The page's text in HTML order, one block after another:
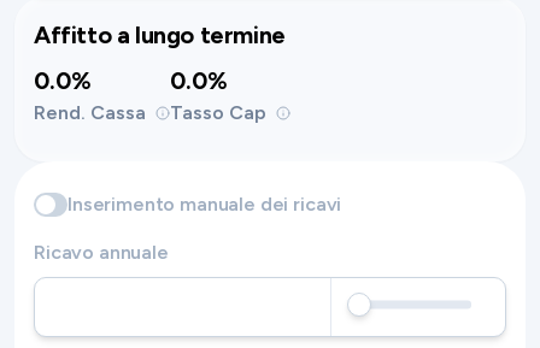
Affitto a lungo termine
0.0%
Rend. Cassa
0.0%
Tasso Cap
Inserimento manuale dei ricavi
Ricavo annuale